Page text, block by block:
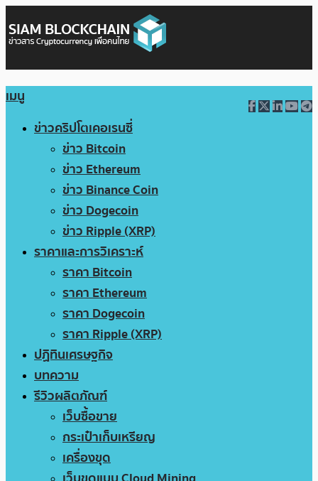
เมนู
ข่าวคริปโตเคอเรนซี่
ข่าว Bitcoin
ข่าว Ethereum
ข่าว Binance Coin
ข่าว Dogecoin
ข่าว Ripple (XRP)
ราคาและการวิเคราะห์
ราคา Bitcoin
ราคา Ethereum
ราคา Dogecoin
ราคา Ripple (XRP)
ปฏิทินเศรษฐกิจ
บทความ
รีวิวผลิตภัณฑ์
เว็บซื้อขาย
กระเป๋าเก็บเหรียญ
เครื่องขุด